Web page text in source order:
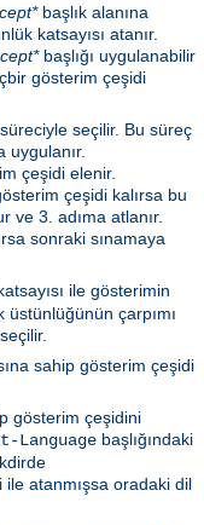
başlık alanına
katsayısı atanır.
başlığı uygulanabilir
gösterim çeşidi
seçilir. Bu süreç
uygulanır.
çeşidi elenir.
çeşidi kalırsa bu
ve 3. adıma atlanır.
sonraki sınamaya
ile gösterimin
çarpımı
sahip gösterim çeşidi
gösterim çeşidini
Language başlığındaki
ile atanmışsa oradaki dil